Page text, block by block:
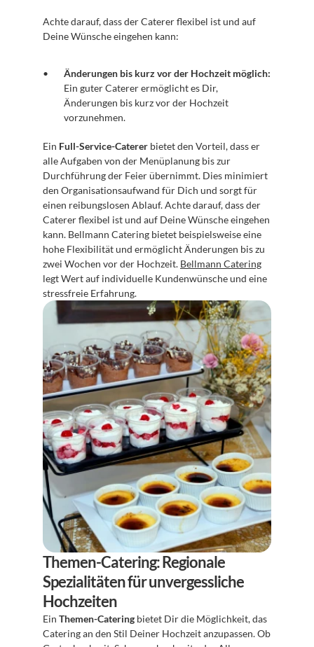
Achte darauf, dass der Caterer flexibel ist und auf
Deine Wünsche eingehen kann:
Änderungen bis kurz vor der Hochzeit möglich:
Ein guter Caterer ermöglicht es Dir,
Änderungen bis kurz vor der Hochzeit
vorzunehmen.
Ein Full-Service-Caterer bietet den Vorteil, dass er
alle Aufgaben von der Menüplanung bis zur
Durchführung der Feier übernimmt. Dies minimiert
den Organisationsaufwand für Dich und sorgt für
einen reibungslosen Ablauf. Achte darauf, dass der
Caterer flexibel ist und auf Deine Wünsche eingehen
kann. Bellmann Catering bietet beispielsweise eine
hohe Flexibilität und ermöglicht Änderungen bis zu
zwei Wochen vor der Hochzeit. Bellmann Catering
legt Wert auf individuelle Kundenwünsche und eine
stressfreie Erfahrung.
Themen-Catering: Regionale
Spezialitäten für unvergessliche
Hochzeiten
Ein Themen-Catering bietet Dir die Möglichkeit, das
Catering an den Stil Deiner Hochzeit anzupassen. Ob